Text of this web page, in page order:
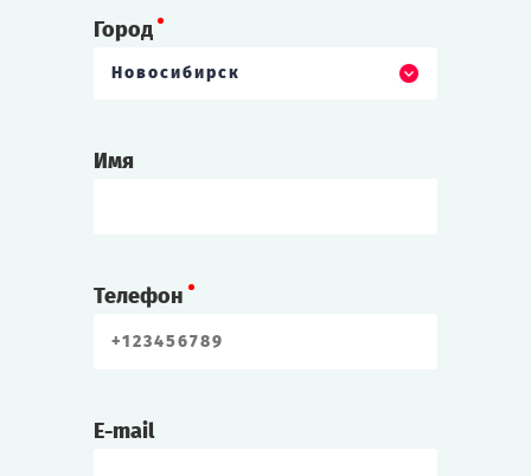
Город
Новосибирск
Имя
Телефон
E-mail